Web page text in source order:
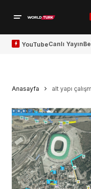
YouTubeCanlı Yayın
Anasayfa alt yapı